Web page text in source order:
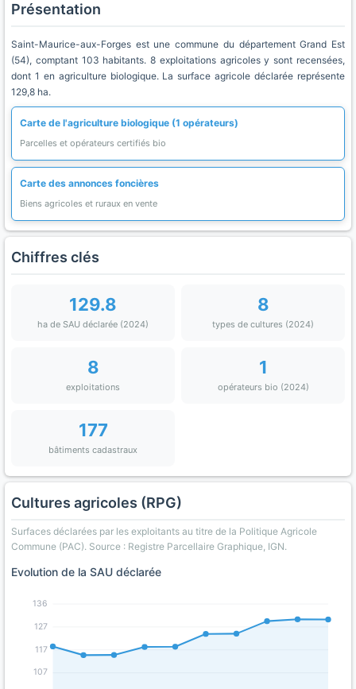
Présentation
Saint-Maurice-aux-Forges est une commune du département Grand Est
(54), comptant 103 habitants. 8 exploitations agricoles y sont recensées,
dont 1 en agriculture biologique. La surface agricole déclarée représente
129,8 ha.
Carte de l'agriculture biologique (1 opérateurs)
Parcelles et opérateurs certifiés bio
Carte des annonces foncières
Biens agricoles et ruraux en vente
Chiffres clés
129.8
ha de SAU déclarée (2024)
8
types de cultures (2024)
8
exploitations
1
opérateurs bio (2024)
177
bâtiments cadastraux
Cultures agricoles (RPG)
Surfaces déclarées par les exploitants au titre de la Politique Agricole
Commune (PAC). Source : Registre Parcellaire Graphique, IGN.
Evolution de la SAU déclarée
107
117
127
136